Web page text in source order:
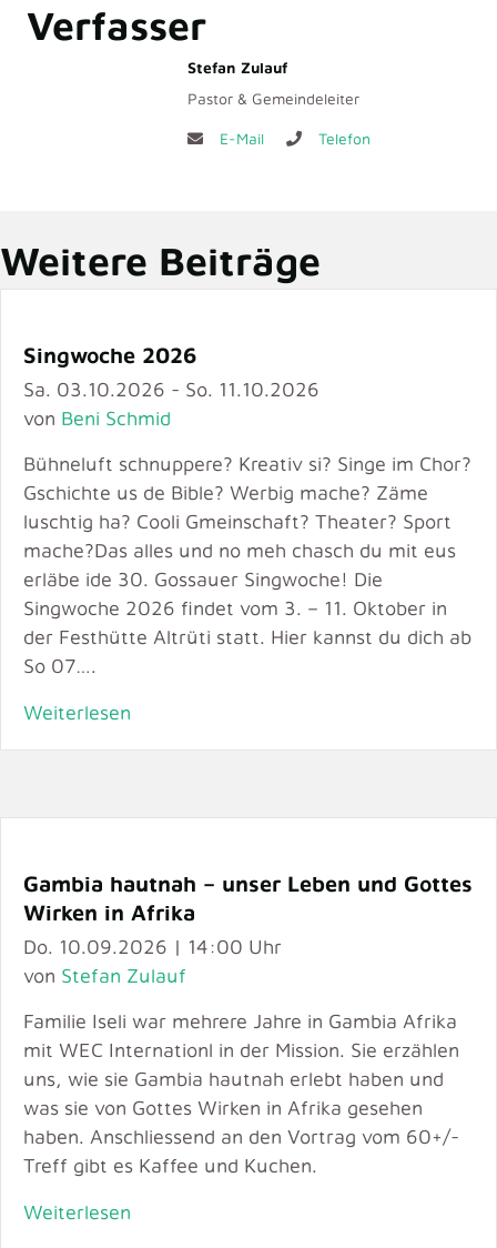
Verfasser
Stefan Zulauf
Pastor & Gemeindeleiter
E-Mail Telefon
Weitere Beiträge
Singwoche 2026
Sa. 03.10.2026 - So. 11.10.2026
von Beni Schmid
Bühneluft schnuppere? Kreativ si? Singe im Chor?
Gschichte us de Bible? Werbig mache? Zäme
luschtig ha? Cooli Gmeinschaft? Theater? Sport
mache?Das alles und no meh chasch du mit eus
erläbe ide 30. Gossauer Singwoche! Die
Singwoche 2026 findet vom 3. – 11. Oktober in
der Festhütte Altrüti statt. Hier kannst du dich ab
So 07….
Weiterlesen
Gambia hautnah – unser Leben und Gottes
Wirken in Afrika
Do. 10.09.2026 | 14:00 Uhr
von Stefan Zulauf
Familie Iseli war mehrere Jahre in Gambia Afrika
mit WEC Internationl in der Mission. Sie erzählen
uns, wie sie Gambia hautnah erlebt haben und
was sie von Gottes Wirken in Afrika gesehen
haben. Anschliessend an den Vortrag vom 60+/-
Treff gibt es Kaffee und Kuchen.
Weiterlesen